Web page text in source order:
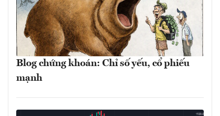
Blog chứng khoán: Chỉ số yếu, cổ phiếu
mạnh